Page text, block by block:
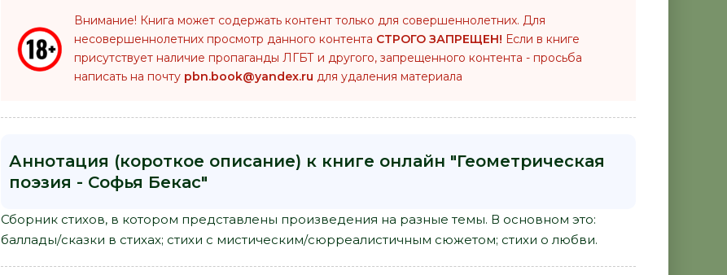
Внимание! Книга может содержать контент только для совершеннолетних. Для
несовершеннолетних просмотр данного контента СТРОГО ЗАПРЕЩЕН! Если в книге
присутствует наличие пропаганды ЛГБТ и другого, запрещенного контента - просьба
написать на почту pbn.book@yandex.ru для удаления материала
Аннотация (короткое описание) к книге онлайн "Геометрическая
поэзия - Софья Бекас"
Сборник стихов, в котором представлены произведения на разные темы. В основном это:
баллады/сказки в стихах; стихи с мистическим/сюрреалистичным сюжетом; стихи о любви.